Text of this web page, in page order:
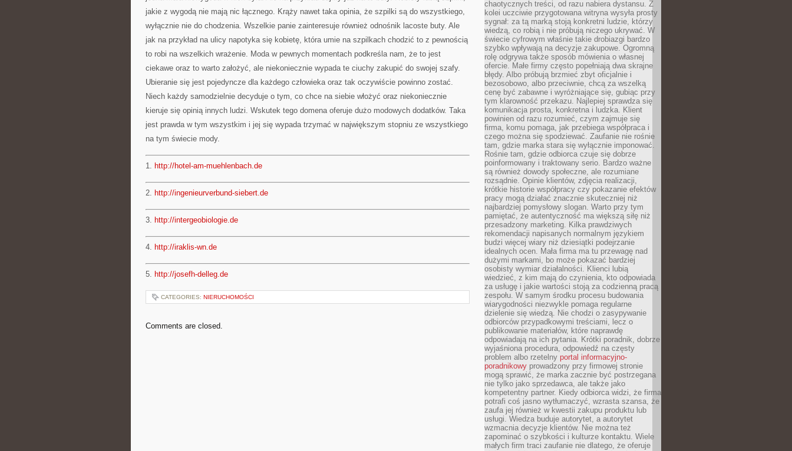
jakie z wygodą nie mają nic łącznego. Krąży nawet taka opinia, że szpilki są do wszystkiego,
wyłącznie nie do chodzenia. Wszelkie panie zainteresuje również odnośnik lacoste buty. Ale
jak na przykład na ulicy napotyka się kobietę, która umie na szpilkach chodzić to z pewnością
to robi na wszelkich wrażenie. Moda w pewnych momentach podkreśla nam, że to jest
ciekawe oraz to warto założyć, ale niekoniecznie wypada te ciuchy zakupić do swojej szafy.
Ubieranie się jest pojedyncze dla każdego człowieka oraz tak oczywiście powinno zostać.
Niech każdy samodzielnie decyduje o tym, co chce na siebie włożyć oraz niekoniecznie
kieruje się opinią innych ludzi. Wskutek tego domena oferuje dużo modowych dodatków. Taka
jest prawda w tym wszystkim i jej się wypada trzymać w największym stopniu ze wszystkiego
na tym świecie mody.
1. http://hotel-am-muehlenbach.de
2. http://ingenieurverbund-siebert.de
3. http://intergeobiologie.de
4. http://iraklis-wn.de
5. http://josefh-delleg.de
CATEGORIES: NIERUCHOMOŚCI
Comments are closed.
chaotycznych treści, od razu nabiera dystansu. Z
kolei uczciwie przygotowana witryna wysyła prosty
sygnał: za tą marką stoją konkretni ludzie, którzy
wiedzą, co robią i nie próbują niczego ukrywać. W
świecie cyfrowym właśnie takie drobiazgi bardzo
szybko wpływają na decyzje zakupowe. Ogromną
rolę odgrywa także sposób mówienia o własnej
ofercie. Małe firmy często popełniają dwa skrajne
błędy. Albo próbują brzmieć zbyt oficjalnie i
bezosobowo, albo przeciwnie, chcą za wszelką
cenę być zabawne i wyróżniające się, gubiąc przy
tym klarowność przekazu. Najlepiej sprawdza się
komunikacja prosta, konkretna i ludzka. Klient
powinien od razu rozumieć, czym zajmuje się
firma, komu pomaga, jak przebiega współpraca i
czego można się spodziewać. Zaufanie nie rośnie
tam, gdzie marka stara się wyłącznie imponować.
Rośnie tam, gdzie odbiorca czuje się dobrze
poinformowany i traktowany serio. Bardzo ważne
są również dowody społeczne, ale rozumiane
rozsądnie. Opinie klientów, zdjęcia realizacji,
krótkie historie współpracy czy pokazanie efektów
pracy mogą działać znacznie skuteczniej niż
najbardziej pomysłowy slogan. Warto przy tym
pamiętać, że autentyczność ma większą siłę niż
przesadzony marketing. Kilka prawdziwych
rekomendacji napisanych normalnym językiem
budzi więcej wiary niż dziesiątki podejrzanie
idealnych ocen. Mała firma ma tu przewagę nad
dużymi markami, bo może pokazać bardziej
osobisty wymiar działalności. Klienci lubią
wiedzieć, z kim mają do czynienia, kto odpowiada
za usługę i jakie wartości stoją za codzienną pracą
zespołu. W samym środku procesu budowania
wiarygodności niezwykle pomaga regularne
dzielenie się wiedzą. Nie chodzi o zasypywanie
odbiorców przypadkowymi treściami, lecz o
publikowanie materiałów, które naprawdę
odpowiadają na ich pytania. Krótki poradnik, dobrze
wyjaśniona procedura, odpowiedź na częsty
problem albo rzetelny portal informacyjno-
poradnikowy prowadzony przy firmowej stronie
mogą sprawić, że marka zacznie być postrzegana
nie tylko jako sprzedawca, ale także jako
kompetentny partner. Kiedy odbiorca widzi, że firma
potrafi coś jasno wytłumaczyć, wzrasta szansa, że
zaufa jej również w kwestii zakupu produktu lub
usługi. Wiedza buduje autorytet, a autorytet
wzmacnia decyzje klientów. Nie można też
zapominać o szybkości i kulturze kontaktu. Wiele
małych firm traci zaufanie nie dlatego, że oferuje